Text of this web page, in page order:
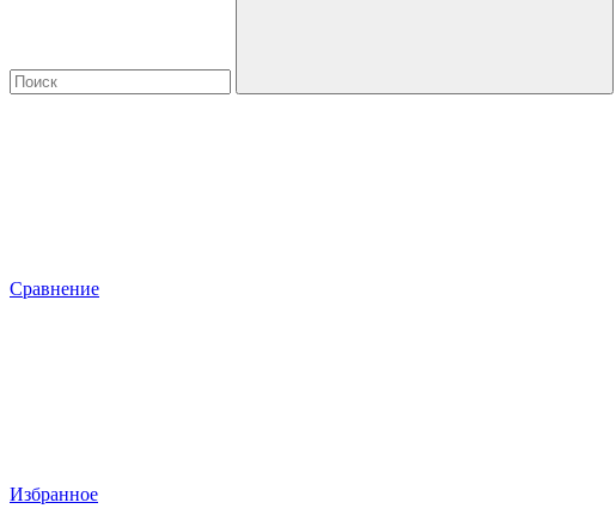
Сравнение
Избранное